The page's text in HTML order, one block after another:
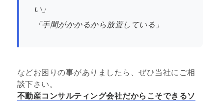
い」
「手間がかかるから放置している」
などお困りの事がありましたら、ぜひ当社にご相
談下さい。
不動産コンサルティング会社だからこそできるソ